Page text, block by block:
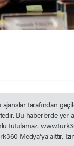
tarafından
Bu haberlerde yer
tutulamaz.
Medya'ya aittir.